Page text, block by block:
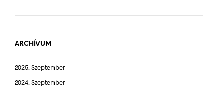
ARCHÍVUM
2025. Szeptember
2024. Szeptember